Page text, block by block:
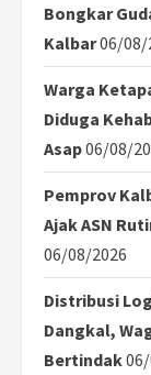
Bongkar
Kalbar06/08/
Warga
Diduga
Asap06/08/
Pemprov
Ajak ASN
06/08/2026
Distribusi
Dangkal,
Bertindak